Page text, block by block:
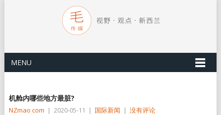
MENU
机舱内哪些地方最脏?
NZmao com | 2020-05-11 | 国际新闻 | 没有评论